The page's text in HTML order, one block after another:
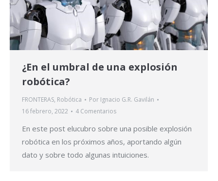
¿En el umbral de una explosión
robótica?
FRONTERAS, Robótica Por Ignacio G.R. Gavilán
16 febrero, 2022
4 Comentarios
En este post elucubro sobre una posible explosión
robótica en los próximos años, aportando algún
dato y sobre todo algunas intuiciones.